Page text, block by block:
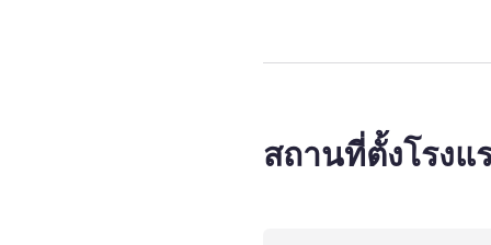
สถานที่ตั้งโรงแ